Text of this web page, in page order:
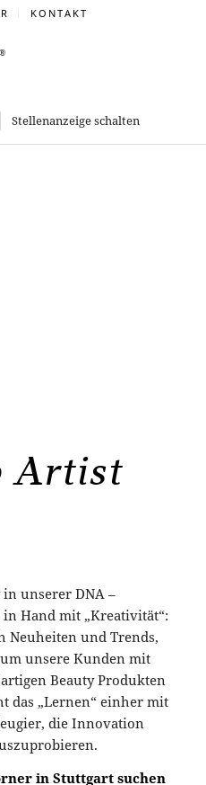
KONTAKT
Stellenanzeige schalten
Artist
in unserer DNA –
in Hand mit „Kreativität“:
Neuheiten und Trends,
unsere Kunden mit
Beauty Produkten
das „Lernen“ einher mit
die Innovation
in Stuttgart suchen